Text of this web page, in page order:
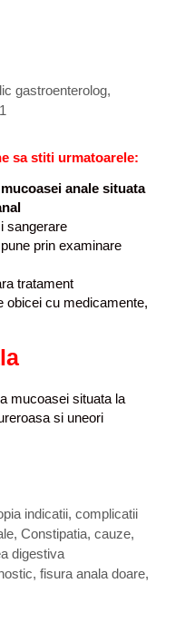
gastroenterolog,
sa stiti urmatoarele:
anale situata
sangerare
prin examinare
tratament
obicei cu medicamente,
mucoasei situata la
si uneori
indicatii, complicatii
, Constipatia, cauze,
digestiva
, fisura anala doare,